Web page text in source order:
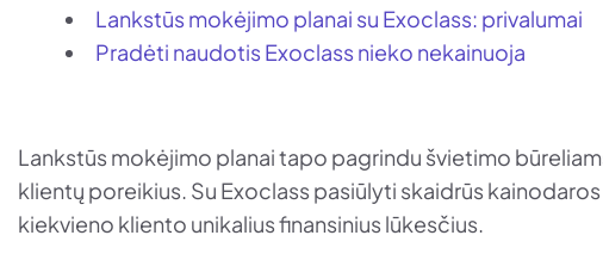
Lankstūs mokėjimo planai su Exoclass: privalumai
Pradėti naudotis Exoclass nieko nekainuoja
Lankstūs mokėjimo planai tapo pagrindu švietimo
klientų poreikius. Su Exoclass pasiūlyti skaidrūs
kiekvieno kliento unikalius finansinius lūkesčius.